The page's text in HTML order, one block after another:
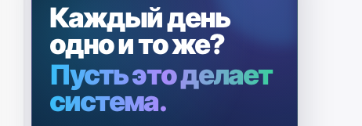
Каждый день
одно и то же?
Пусть это делает
система.